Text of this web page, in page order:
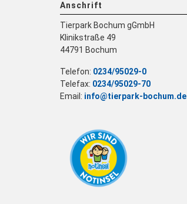
Anschrift
Tierpark Bochum gGmbH
Klinikstraße 49
44791 Bochum
Telefon: 0234/95029-0
Telefax: 0234/95029-70
Email: info@tierpark-bochum.de